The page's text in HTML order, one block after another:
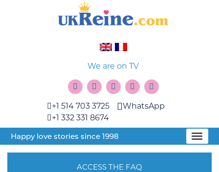
We are on TV
+1 514 703 3725
+1 332 331 8674
WhatsApp
Happy love stories since 1998
ACCESS THE FAQ